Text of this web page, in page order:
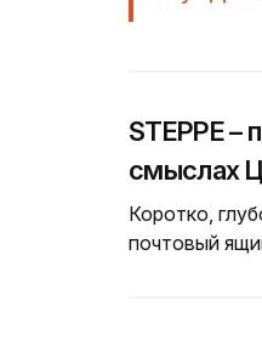
STEPPE –
смыслах
Коротко,
почтовый